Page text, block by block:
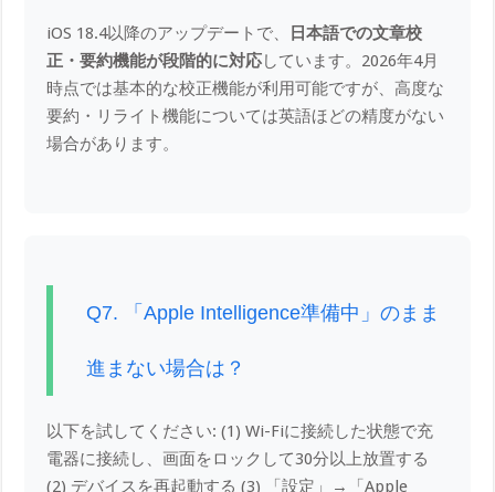
iOS 18.4以降のアップデートで、
日本語での文章校
正・要約機能が段階的に対応しています。2026年4月
時点では基本的な校正機能が利用可能ですが、高度な
要約・リライト機能については英語ほどの精度がない
場合があります。
Q7. 「Apple Intelligence準備中」のまま
進まない場合は？
以下を試してください: (1) Wi-Fiに接続した状態で充
電器に接続し、画面をロックして30分以上放置する
(2) デバイスを再起動する (3) 「設定」→「Apple